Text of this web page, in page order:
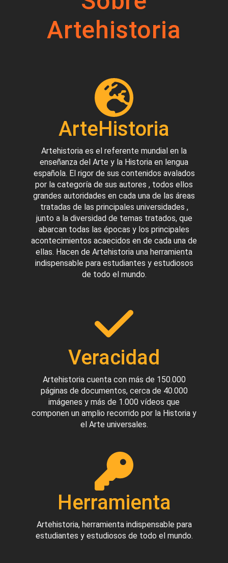
Artehistoria
ArteHistoria
Artehistoria es el referente mundial en la
enseñanza del Arte y la Historia en lengua
española. El rigor de sus contenidos avalados
por la categoría de sus autores , todos ellos
grandes autoridades en cada una de las áreas
tratadas de las principales universidades ,
junto a la diversidad de temas tratados, que
abarcan todas las épocas y los principales
acontecimientos acaecidos en de cada una de
ellas. Hacen de Artehistoria una herramienta
indispensable para estudiantes y estudiosos
de todo el mundo.
Veracidad
Artehistoria cuenta con más de 150.000
páginas de documentos, cerca de 40.000
imágenes y más de 1.000 vídeos que
componen un amplio recorrido por la Historia y
el Arte universales.
Herramienta
Artehistoria, herramienta indispensable para
estudiantes y estudiosos de todo el mundo.